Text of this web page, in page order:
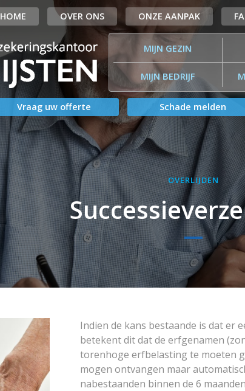
HOME OVER ONS ONZE AANPAK
MIJN GEZIN
MIJN BEDRIJF
Vraag uw offerte Schade melden
OVERLIJDEN
Indien de kans bestaande is dat er
betekent dit dat de erfgenamen
torenhoge erfbelasting te moeten
mogen ontvangen maar
nabestaanden binnen de 6